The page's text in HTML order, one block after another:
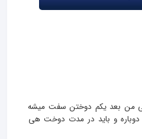
من بعد یکم دوختن سفت میشه
دوباره و باید در مدت دوخت هی